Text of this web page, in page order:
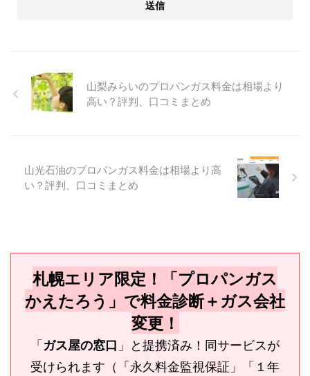
山梨みらいのプロパンガス料金は相場より
高い？評判、口コミまとめ
山光石油のプロパンガス料金は相場より高
い？評判、口コミまとめ
札幌エリア限定！「プロパンガス
かえたろう」で料金診断＋ガス会社
変更！
「ガス屋の窓口 」と提携済み！同サービスが
受けられます（「永久料金監視保証」「１年